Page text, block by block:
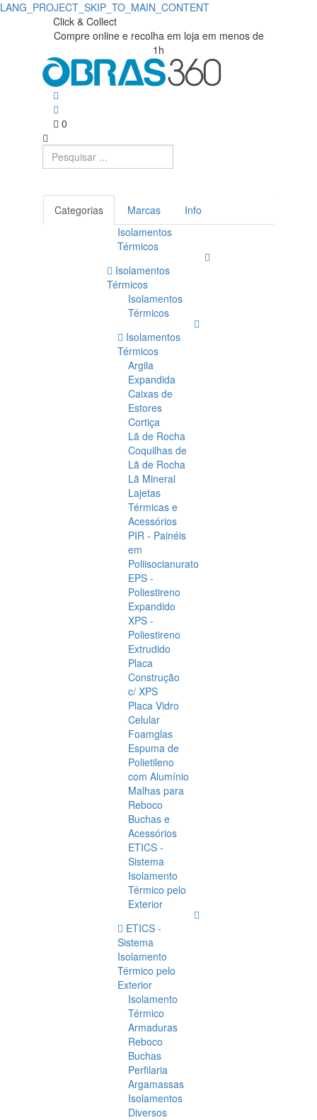
LANG_PROJECT_SKIP_TO_MAIN_CONTENT
Click & Collect
Compre online e recolha em loja em menos de
1h
0
Categorias Marcas
Info
Isolamentos
Térmicos
Isolamentos
Térmicos
Isolamentos
Térmicos
Isolamentos
Térmicos
Argila
Expandida
Caixas de
Estores
Cortiça
Lã de Rocha
Coquilhas de
Lã de Rocha
Lã Mineral
Lajetas
Térmicas e
Acessórios
PIR - Painéis
em
Poliisocianurato
EPS -
Poliestireno
Expandido
XPS -
Poliestireno
Extrudido
Placa
Construção
c/ XPS
Placa Vidro
Celular
Foamglas
Espuma de
Polietileno
com Alumínio
Malhas para
Reboco
Buchas e
Acessórios
ETICS -
Sistema
Isolamento
Térmico pelo
Exterior
ETICS -
Sistema
Isolamento
Térmico pelo
Exterior
Isolamento
Térmico
Armaduras
Reboco
Buchas
Perfilaria
Argamassas
Isolamentos
Diversos